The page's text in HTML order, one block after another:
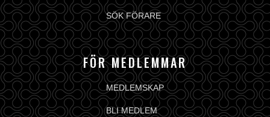
SÖK FÖRARE
FÖR MEDLEMMAR
MEDLEMSKAP
BLI MEDLEM